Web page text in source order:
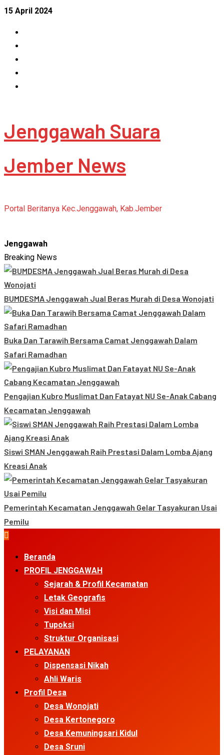
Skip
15 April 2024
Jenggawah Suara
Jember News
Portal Beritanya Kec.Jenggawah, Kab.Jember
Jenggawah
Breaking News
BUMDESMA Jenggawah Jual Beras Murah di Desa Wonojati
Buka Dan Tarawih Bersama Camat Jenggawah Dalam
Safari Ramadhan
Pengajian Kubro Muslimat Dan Fatayat NU Se-Anak Cabang
Kecamatan Jenggawah
Siswi SMAN Jenggawah Raih Prestasi Dalam Lomba Ajang
Kreasi Anak
Pemerintah Kecamatan Jenggawah Gelar Tasyakuran Usai
Pemilu
Beranda
PROFIL JENGGAWAH
Sejarah & Profil Kecamatan
Letak Geografis
Visi dan Misi
Tupoksi
Struktur Organisasi
PELAYANAN
Dispensasi Nikah
Ahli Waris
Profil Desa
Desa Wonojati
Desa Kertonegoro
Desa Kemuningsari Kidul
Desa Sruni